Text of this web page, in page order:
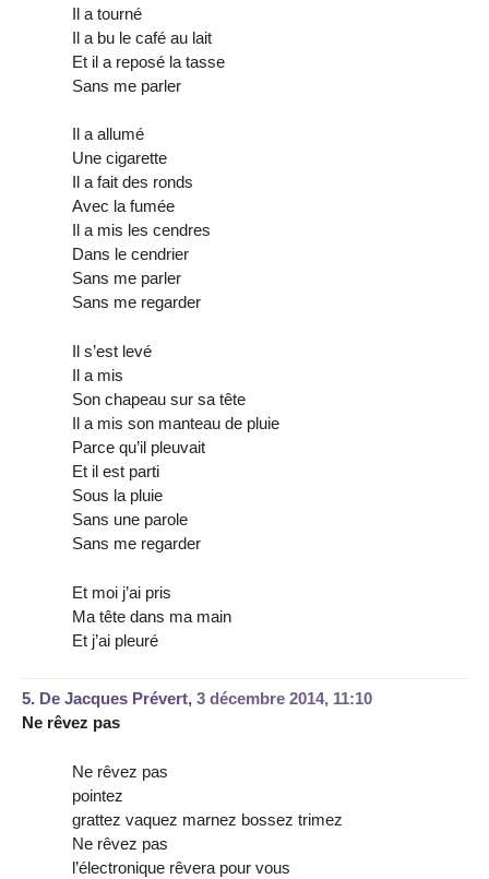
Il a tourné
Il a bu le café au lait
Et il a reposé la tasse
Sans me parler
Il a allumé
Une cigarette
Il a fait des ronds
Avec la fumée
Il a mis les cendres
Dans le cendrier
Sans me parler
Sans me regarder
Il s’est levé
Il a mis
Son chapeau sur sa tête
Il a mis son manteau de pluie
Parce qu’il pleuvait
Et il est parti
Sous la pluie
Sans une parole
Sans me regarder
Et moi j’ai pris
Ma tête dans ma main
Et j’ai pleuré
5. De Jacques Prévert, 3 décembre 2014, 11:10
Ne rêvez pas
Ne rêvez pas
pointez
grattez vaquez marnez bossez trimez
Ne rêvez pas
l’électronique rêvera pour vous